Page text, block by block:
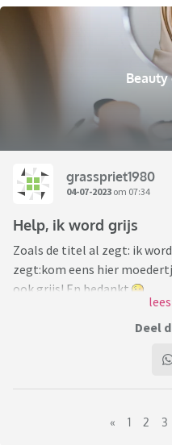
grasspriet1980
04-07-2023 om 07:34
Help, ik word grijs
Zoals de titel al zegt: ik
zegt:kom eens hier
ook grijs! En bedankt
Jaar geleden bij de kapper
gister wilde ik daar een
een jaar dus echt grijzer
Verven wil ik eigenlijk niet
normaal eens in de 3
wil het ook zo natuurlijk
Deel
« 1 2 3